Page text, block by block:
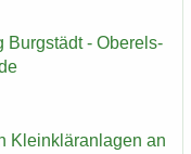
Burg­städt - Ober­els­
Klein­klär­an­la­gen an